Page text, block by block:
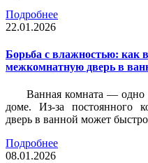
Подробнее
22.01.2026
Борьба с влажностью: как
межкомнатную дверь в
Ванная комната —
доме. Из-за постоянного
дверь в ванной может
Подробнее
08.01.2026